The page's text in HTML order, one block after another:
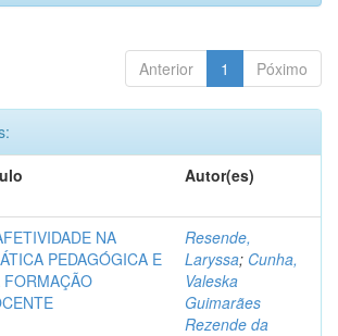
Anterior 1 Póximo
Autor(es)
NA
PEDAGÓGICA E
FORMAÇÃO
Resende,
Laryssa; Cunha,
Valeska
Guimarães
Rezende da